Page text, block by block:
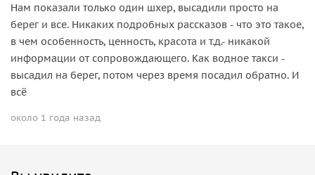
Нам показали только один шхер, высадили просто на
берег и все. Никаких подробных рассказов - что это такое,
в чем особенность, ценность, красота и т.д.- никакой
информации от сопровождающего. Как водное такси -
высадил на берег, потом через время посадил обратно. И
всё
около 1 года назад